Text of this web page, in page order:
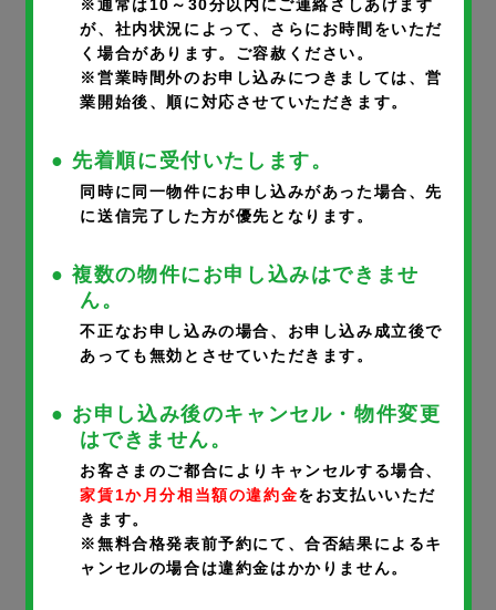
部屋番号※
申込者氏名※
携帯番号 ※
※通常は10～30分以内にご連絡さしあげます
が、社内状況によって、さらにお時間をいただ
く場合があります。ご容赦ください。
※営業時間外のお申し込みにつきましては、営
業開始後、順に対応させていただきます。
● 先着順に受付いたします。
同時に同一物件にお申し込みがあった場合、先
に送信完了した方が優先となります。
● 複数の物件にお申し込みはできませ
ん。
不正なお申し込みの場合、お申し込み成立後で
あっても無効とさせていただきます。
● お申し込み後のキャンセル・物件変更
はできません。
お客さまのご都合によりキャンセルする場合、
家賃1か月分相当額の違約金をお支払いいただ
きます。
※無料合格発表前予約にて、合否結果によるキ
ャンセルの場合は違約金はかかりません。